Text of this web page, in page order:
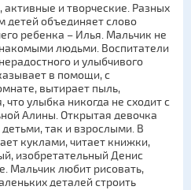
и творческие. Разных
детей объединяет слово
ребенка – Илья. Мальчик не
людьми. Воспитатели
и улыбчивого
в помощи, с
вытирает пыль,
улыбка никогда не сходит с
Алины. Открытая девочка
так и взрослыми. В
куклами, читает книжки,
изобретательный Денис
Мальчик любит рисовать,
деталей строить